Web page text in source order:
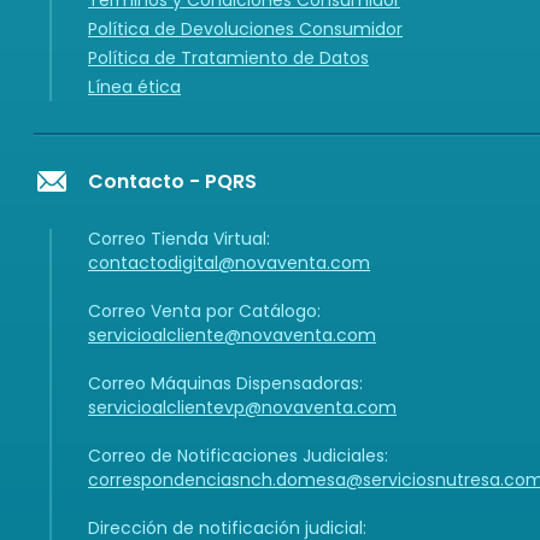
Política de Devoluciones Consumidor
Política de Tratamiento de Datos
Línea ética
Contacto - PQRS
Correo Tienda Virtual:
contactodigital@novaventa.com
Correo Venta por Catálogo:
servicioalcliente@novaventa.com
Correo Máquinas Dispensadoras:
servicioalclientevp@novaventa.com
Correo de Notificaciones Judiciales:
Dirección de notificación judicial: